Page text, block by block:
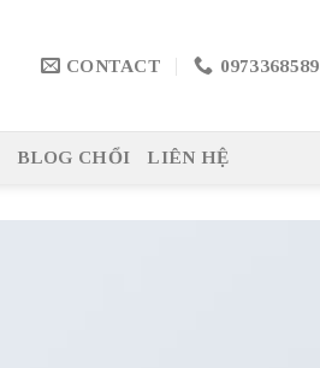
CONTACT 0973368589
BLOG CHỔI LIÊN HỆ